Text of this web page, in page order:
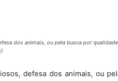
dos animais, ou pela busca por
defesa dos animais, ou